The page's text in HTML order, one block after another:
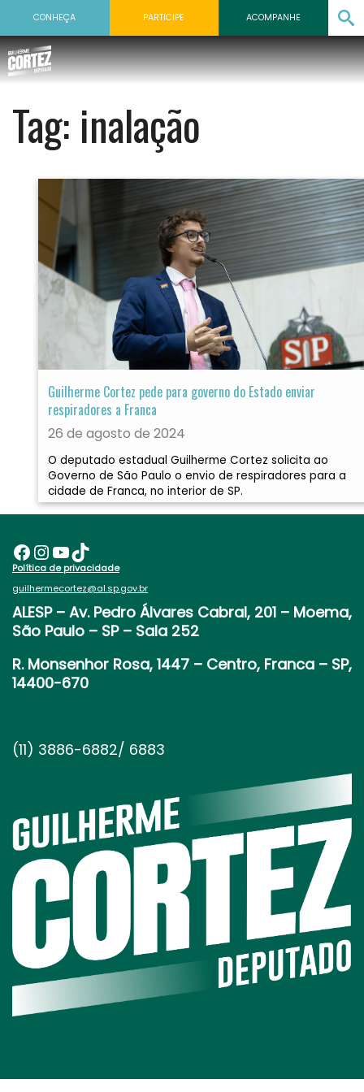
CONHEÇA PARTICIPE ACOMPANHE
Tag: inalação
Guilherme Cortez pede para governo do Estado enviar
respiradores a Franca
26 de agosto de 2024
O deputado estadual Guilherme Cortez solicita ao
Governo de São Paulo o envio de respiradores para a
cidade de Franca, no interior de SP.
Facebook InstagramYoutube TikTok
Política de privacidade
guilhermecortez@al.sp.gov.br
ALESP – Av. Pedro Álvares Cabral, 201 – Moema,
São Paulo – SP – Sala 252
R. Monsenhor Rosa, 1447 – Centro, Franca – SP,
14400-670
(11) 3886-6882/ 6883